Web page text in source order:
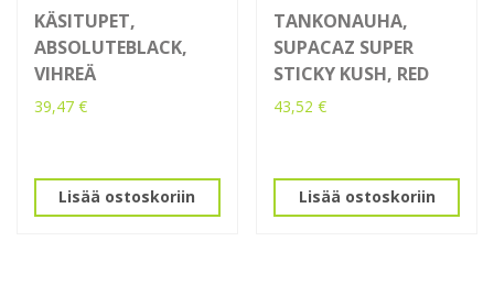
KÄSITUPET,
ABSOLUTEBLACK,
VIHREÄ
39,47 €
Lisää ostoskoriin
TANKONAUHA,
SUPACAZ SUPER
STICKY KUSH, RED
43,52€
Lisää ostoskoriin